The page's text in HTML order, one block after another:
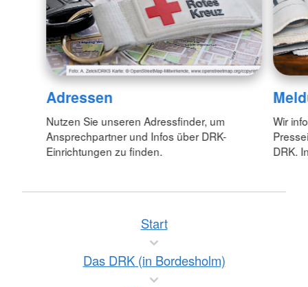
Adressen
Nutzen Sie unseren Adressfinder, um
Ansprechpartner und Infos über DRK-
Einrichtungen zu finden.
Wir
DRK.
Start
Das DRK (in Bordesholm)